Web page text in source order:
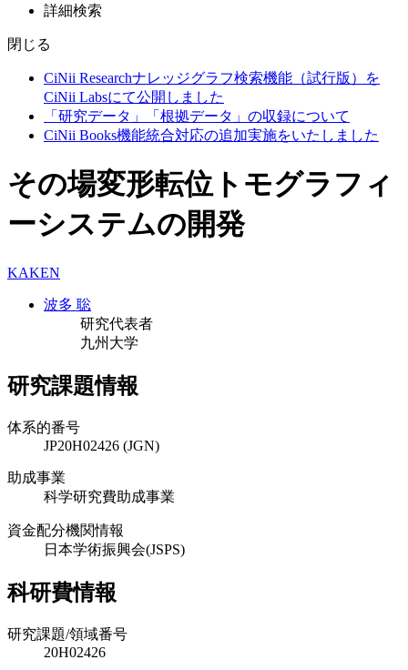
詳細検索
閉じる
CiNii Researchナレッジグラフ検索機能（試行版）を
CiNii Labsにて公開しました
「研究データ」「根拠データ」の収録について
CiNii Books機能統合対応の追加実施をいたしました
その場変形転位トモグラフィ
ーシステムの開発
KAKEN
波多 聡
研究代表者
九州大学
研究課題情報
体系的番号
JP20H02426 (JGN)
助成事業
科学研究費助成事業
資金配分機関情報
日本学術振興会(JSPS)
科研費情報
研究課題/領域番号
20H02426